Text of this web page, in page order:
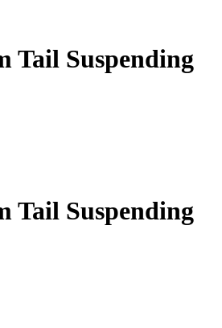
Tail Suspending
Tail Suspending